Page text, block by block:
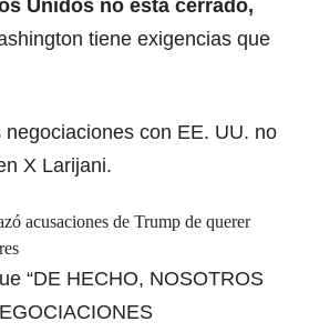
Unidos no está cerrado,
tiene exigencias que
negociaciones con EE. UU. no
X Larijani.
acusaciones de Trump de querer
“DE HECHO, NOSOTROS